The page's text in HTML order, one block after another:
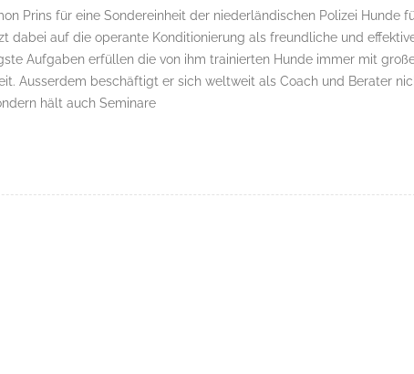
Prins für eine Sondereinheit der niederländischen Polizei Hunde
dabei auf die operante Konditionierung als freundliche und
Aufgaben erfüllen die von ihm trainierten Hunde immer mit
Ausserdem beschäftigt er sich weltweit als Coach und Berater
hält auch Seminare